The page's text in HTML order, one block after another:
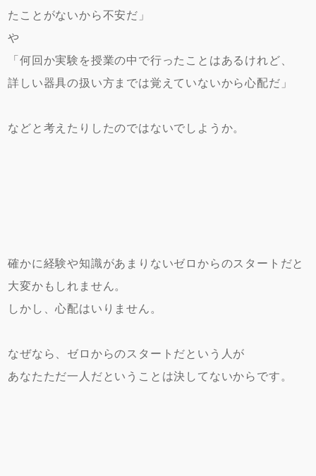
たことがないから不安だ」
や
「何回か実験を授業の中で行ったことはあるけれど、
詳しい器具の扱い方までは覚えていないから心配だ」
などと考えたりしたのではないでしようか。
確かに経験や知識があまりないゼロからのスタートだと
大変かもしれません。
しかし、心配はいりません。
なぜなら、ゼロからのスタートだという人が
あなたただ一人だということは決してないからです。